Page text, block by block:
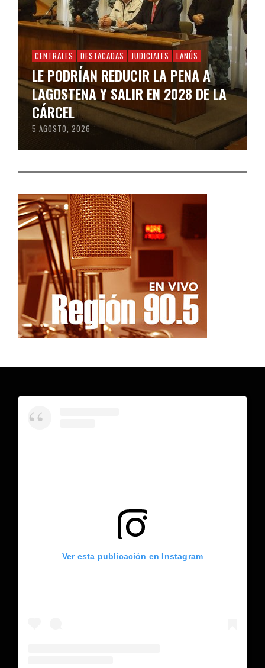
CENTRALES DESTACADAS JUDICIALES LANÚS
LE PODRÍAN REDUCIR LA PENA A
LAGOSTENA Y SALIR EN 2028 DE LA
CÁRCEL
5 AGOSTO, 2026
Ver esta publicación en Instagram